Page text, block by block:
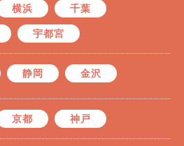
横浜 千葉
宇都宮
静岡 金沢
京都 神戸